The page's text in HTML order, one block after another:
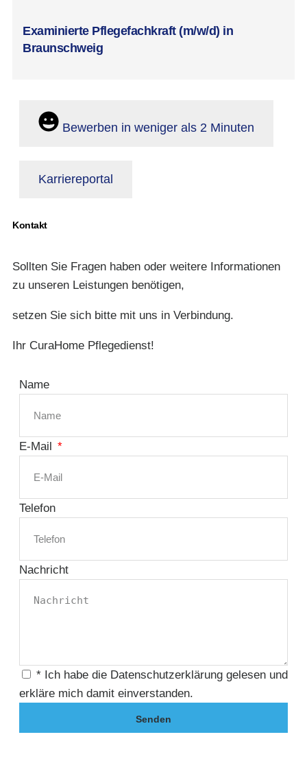
Examinierte Pflegefachkraft (m/w/d) in
Braunschweig
Bewerben in weniger als 2 Minuten
Karriereportal
Kontakt
Sollten Sie Fragen haben oder weitere Informationen
zu unseren Leistungen benötigen,
setzen Sie sich bitte mit uns in Verbindung.
Ihr CuraHome Pflegedienst!
Name
E-Mail
Telefon
Nachricht
* Ich habe die Datenschutzerklärung gelesen und
erkläre mich damit einverstanden.
Senden